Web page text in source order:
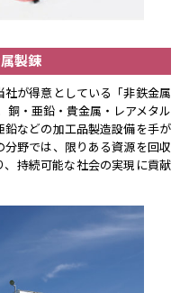
製錬
が得意としている「非鉄金属
銅・亜鉛・貴金属・レアメタル
などの加工品製造設備を手が
野では、限りある資源を回収
持続可能な社会の実現に貢献